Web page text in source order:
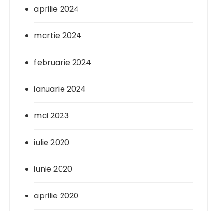
aprilie 2024
martie 2024
februarie 2024
ianuarie 2024
mai 2023
iulie 2020
iunie 2020
aprilie 2020